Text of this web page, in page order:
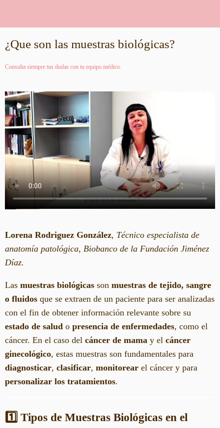
¿Que son las muestras biológicas?
Consulta siempre tus dudas con tu equipo médico.
Lorena Rodriguez González, Técnico especialista de
anatomía patológica, Biobanco de la Fundación Jiménez
Díaz.
Las muestras biológicas son muestras de tejido, sangre
o fluidos que se extraen de un paciente para ser analizadas
con el fin de obtener información relevante sobre su
estado de salud o presencia de enfermedades, como el
cáncer. En el caso del cáncer de mama y el cáncer
ginecológico, estas muestras son fundamentales para
diagnosticar, clasificar, monitorear el cáncer y para
personalizar los tratamientos.
1️⃣ Tipos de Muestras Biológicas en el